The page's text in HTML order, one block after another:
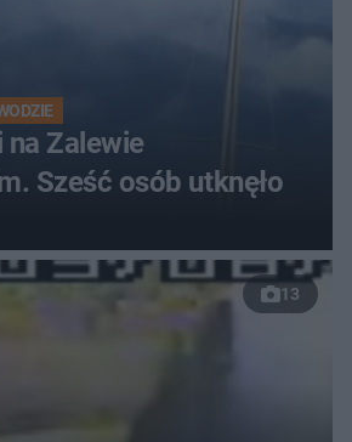
na Zalewie
Sześć osób utknęło
13